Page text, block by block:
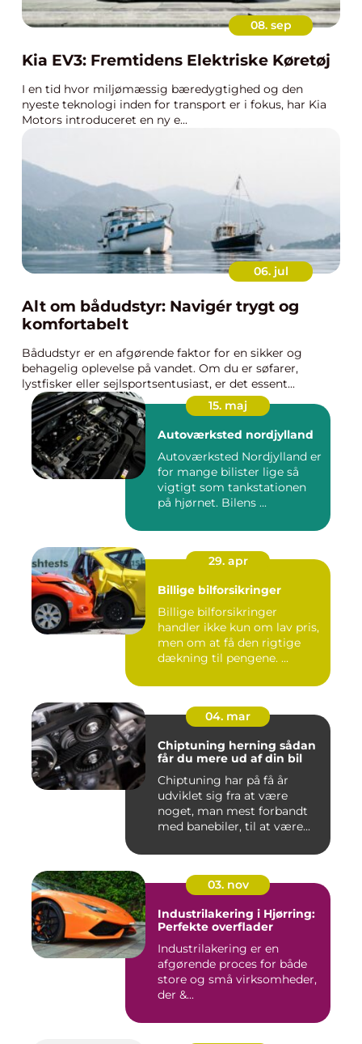
08. sep
Kia EV3: Fremtidens Elektriske Køretøj
I en tid hvor miljømæssig bæredygtighed og den
nyeste teknologi inden for transport er i fokus, har Kia
Motors introduceret en ny e...
06. jul
Alt om bådudstyr: Navigér trygt og
komfortabelt
Bådudstyr er en afgørende faktor for en sikker og
behagelig oplevelse på vandet. Om du er søfarer,
lystfisker eller sejlsportsentusiast, er det essent...
15. maj
Autoværksted nordjylland
Autoværksted Nordjylland er
for mange bilister lige så
vigtigt som tankstationen
på hjørnet. Bilens ...
29. apr
Billige bilforsikringer
Billige bilforsikringer
handler ikke kun om lav pris,
men om at få den rigtige
dækning til pengene. ...
04. mar
Chiptuning herning sådan
får du mere ud af din bil
Chiptuning har på få år
udviklet sig fra at være
noget, man mest forbandt
med banebiler, til at være...
03. nov
Industrilakering i Hjørring:
Perfekte overflader
Industrilakering er en
afgørende proces for både
store og små virksomheder,
der &...